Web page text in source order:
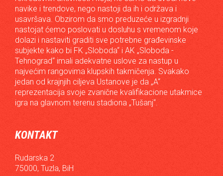
navike i trendove, nego nastoji da ih i održava i
usavršava. Obzirom da smo preduzeće u izgradnji
nastojat ćemo poslovati u dosluhu s vremenom koje
dolazi i nastaviti graditi sve potrebne građevinske
subjekte kako bi FK „Sloboda“ i AK „Sloboda -
Tehnograd“ imali adekvatne uslove za nastup u
najvećim rangovima klupskih takmičenja. Svakako
jedan od krajnjih ciljeva Ustanove je da „A“
reprezentacija svoje zvanične kvalifikacione utakmice
igra na glavnom terenu stadiona „Tušanj“.
KONTAKT
Rudarska 2
75000, Tuzla, BiH